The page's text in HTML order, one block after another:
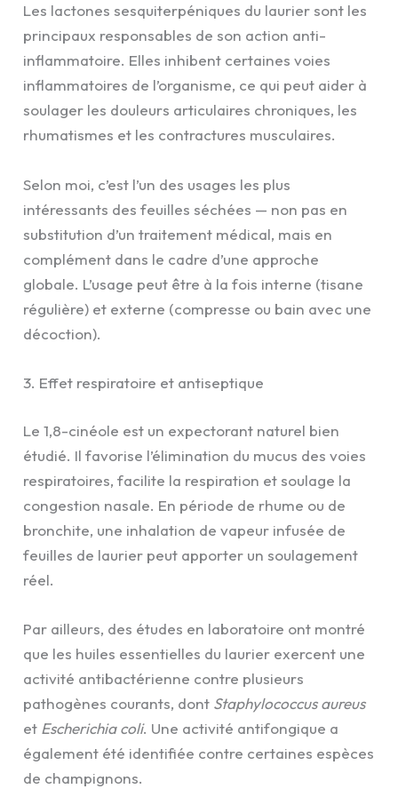
Les lactones sesquiterpéniques du laurier sont les
principaux responsables de son action anti-
inflammatoire. Elles inhibent certaines voies
inflammatoires de l’organisme, ce qui peut aider à
soulager les douleurs articulaires chroniques, les
rhumatismes et les contractures musculaires.
Selon moi, c’est l’un des usages les plus
intéressants des feuilles séchées — non pas en
substitution d’un traitement médical, mais en
complément dans le cadre d’une approche
globale. L’usage peut être à la fois interne (tisane
régulière) et externe (compresse ou bain avec une
décoction).
3. Effet respiratoire et antiseptique
Le 1,8-cinéole est un expectorant naturel bien
étudié. Il favorise l’élimination du mucus des voies
respiratoires, facilite la respiration et soulage la
congestion nasale. En période de rhume ou de
bronchite, une inhalation de vapeur infusée de
feuilles de laurier peut apporter un soulagement
réel.
Par ailleurs, des études en laboratoire ont montré
que les huiles essentielles du laurier exercent une
activité antibactérienne contre plusieurs
pathogènes courants, dont Staphylococcus aureus
et Escherichia coli. Une activité antifongique a
également été identifiée contre certaines espèces
de champignons.